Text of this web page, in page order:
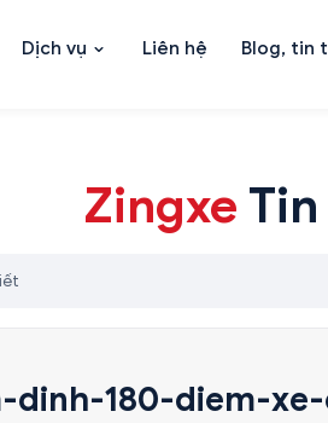
Dịch vụ Liên hệ Blog, tin
Zingxe
dinh-180-diem-